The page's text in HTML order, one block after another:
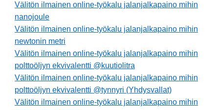
Välitön ilmainen online-työkalu jalanjalkapaino mihin
nanojoule
Välitön ilmainen online-työkalu jalanjalkapaino mihin
newtonin metri
Välitön ilmainen online-työkalu jalanjalkapaino mihin
polttoöljyn ekvivalentti @kuutiolitra
Välitön ilmainen online-työkalu jalanjalkapaino mihin
polttoöljyn ekvivalentti @tynnyri (Yhdysvallat)
Välitön ilmainen online-työkalu jalanjalkapaino mihin